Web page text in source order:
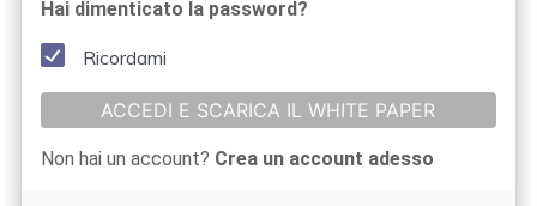
Hai dimenticato la password?
Ricordami
ACCEDI E SCARICA IL WHITE PAPER
Non hai un account? Crea un account adesso